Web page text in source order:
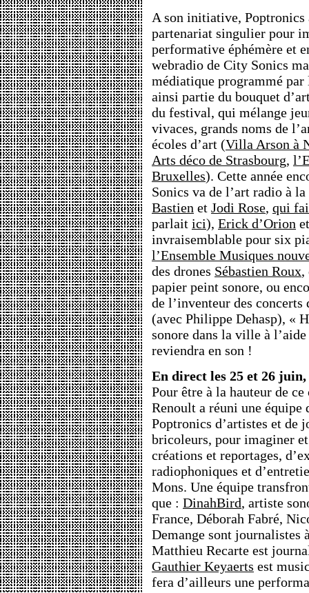
A son initiative, Poptronics
partenariat singulier pour
performative éphémère et
webradio de City Sonics
médiatique programmé
ainsi partie du bouquet
du festival, qui mélange
vivaces, grands noms de
écoles d’art (Villa Arson à
Arts déco de Strasbourg,
Bruxelles). Cette année
Sonics va de l’art radio à
Bastien et Jodi Rose, qui
parlait ici), Erick d’Orion
invraisemblable pour six
l’Ensemble Musiques
des drones Sébastien Roux,
papier peint sonore, ou
de l’inventeur des concerts
(avec Philippe Dehasp), «
sonore dans la ville à
reviendra en son !
En direct les 25 et 26 juin,
Pour être à la hauteur de
Renoult a réuni une équipe
Poptronics d’artistes et de
bricoleurs, pour imaginer
créations et reportages,
radiophoniques et
Mons. Une équipe
que : DinahBird, artiste
France, Déborah Fabré,
Demange sont journalistes
Matthieu Recarte est
Gauthier Keyaerts est
fera d’ailleurs une